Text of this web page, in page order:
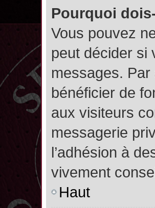
Pourquoi
Vous pouvez
peut décider si
messages. Par
bénéficier de
aux visiteurs
messagerie
l’adhésion à
vivement
Haut